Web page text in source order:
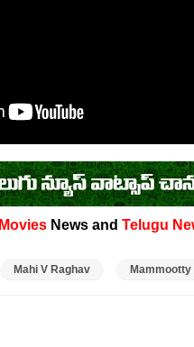
Movies News and Telugu
Mahi V Raghav Mammootty